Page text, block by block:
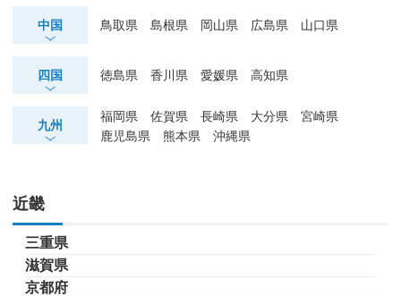
中国 鳥取県 島根県 岡山県 広島県 山口県
四国 徳島県 香川県 愛媛県 高知県
九州
福岡県 佐賀県 長崎県 大分県
宮崎県
鹿児島県
熊本県 沖縄県
近畿
三重県
滋賀県
京都府